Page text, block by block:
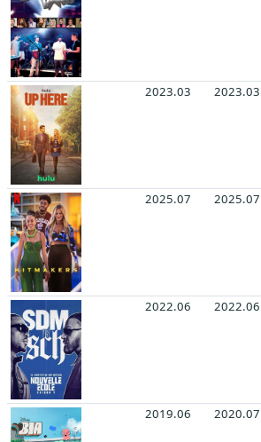
2023.03 2023.03
2025.07 2025.07
2022.06 2022.06
2019.06 2020.07